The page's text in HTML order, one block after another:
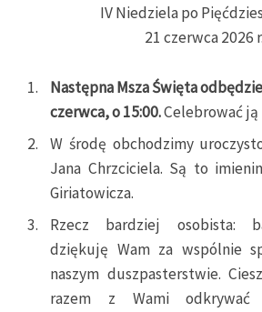
IV Niedziela po
21 czerwca 2026 r.
Następna Msza Święta
czerwca, o 15:00.Celebrować
W środę obchodzimy
Jana Chrzciciela. Są to
Giriatowicza.
Rzecz bardziej osobista:
dziękuję Wam za wspólnie
naszym duszpasterstwie.
razem z Wami